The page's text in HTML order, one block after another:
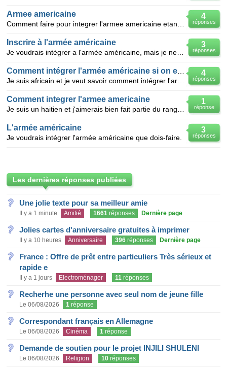
4
réponses
Armee americaine
3
réponses
Inscrire à l'armée américaine
4
réponses
1
réponse
Comment integrer l'armee americaine
3
réponses
L'armée américaine
Je voudrais intégrer l'armée américaine que dois-faire.
Les dernières réponses publiées
Une jolie texte pour sa meilleur amie
Il y a 1 minute Amitié 1661 réponses Dernière page
Jolies cartes d'anniversaire gratuites à imprimer
Il y a 10 heures Anniversaire 396 réponses Dernière page
France : Offre de prêt entre particuliers Très sérieux et
rapide e
Il y a 1 jours Electroménager 11 réponses
Recherhe une personne avec seul nom de jeune fille
Le 06/08/2026 1 réponse
Correspondant français en Allemagne
Le 06/08/2026 Cinéma 1 réponse
Demande de soutien pour le projet INJILI SHULENI
Le 06/08/2026 Religion 10 réponses